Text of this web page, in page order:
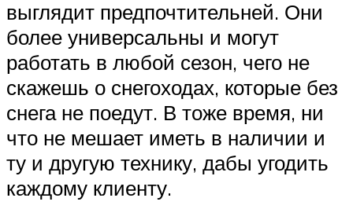
выглядит предпочтительней. Они
более универсальны и могут
работать в любой сезон, чего не
скажешь о снегоходах, которые без
снега не поедут. В тоже время, ни
что не мешает иметь в наличии и
ту и другую технику, дабы угодить
каждому клиенту.